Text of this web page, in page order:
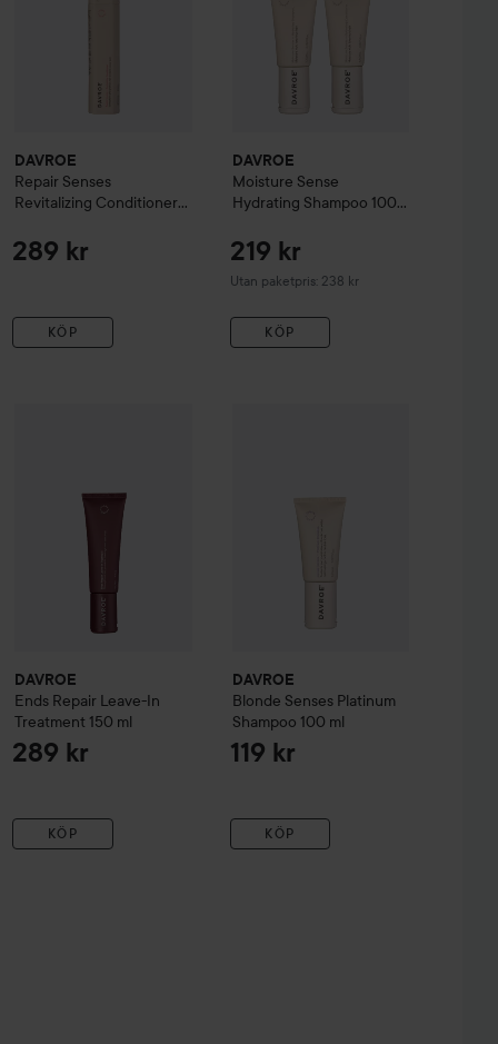
DAVROE
Repair Senses
Revitalizing Conditioner
289 kr
KÖP
DAVROE
Moisture Sense
Hydrating Shampoo 100
219 kr
Utan paketpris: 238 kr
KÖP
DAVROE
Ends Repair Leave-In
Treatment 150 ml
289 kr
KÖP
DAVROE
Blonde Senses Platinum
Shampoo 100 ml
119 kr
KÖP